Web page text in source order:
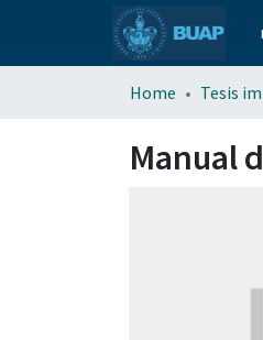
Home Tesis
Manual